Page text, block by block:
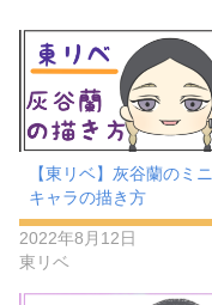
【東リベ】灰谷蘭のミニ
キャラの描き方
2022年8月12日
東リベ